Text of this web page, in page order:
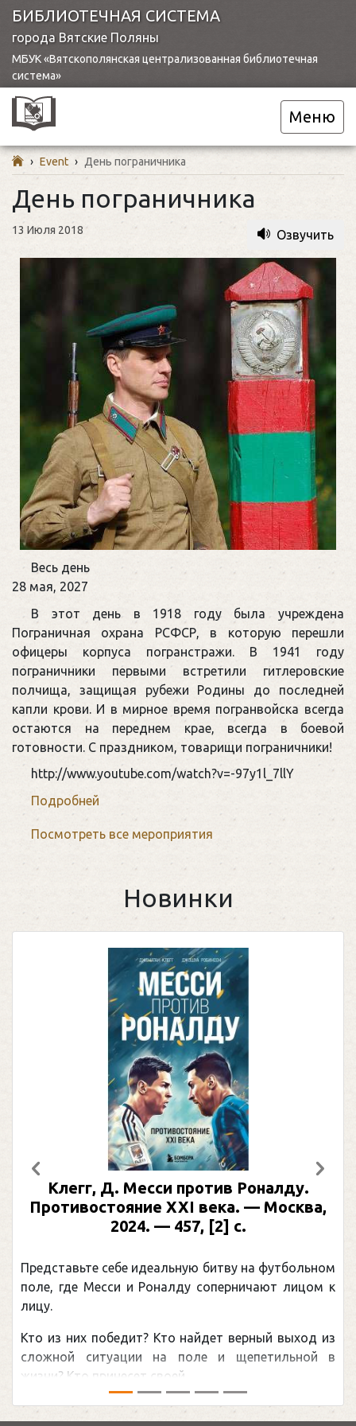
БИБЛИОТЕЧНАЯ СИСТЕМА
города Вятские Поляны
МБУК «Вятскополянская централизованная библиотечная
система»
Меню
› Event › День пограничника
День пограничника
13 Июля 2018 Озвучить
День
пограничника
Весь день
28 мая, 2027
В этот день в 1918 году была учреждена
Пограничная охрана РСФСР, в которую перешли
офицеры корпуса погранстражи. В 1941 году
пограничники первыми встретили гитлеровские
полчища, защищая рубежи Родины до последней
капли крови. И в мирное время погранвойска всегда
остаются на переднем крае, всегда в боевой
готовности. С праздником, товарищи пограничники!
http://www.youtube.com/watch?v=-97y1l_7llY
Подробней
Посмотреть все мероприятия
Новинки
Клегг, Д. Месси против Роналду.
Противостояние XXI века. — Москва,
2024. — 457, [2] с.
Представьте себе идеальную битву на футбольном
поле, где Месси и Роналду соперничают лицом к
лицу.
Кто из них победит? Кто найдет верный выход из
сложной ситуации на поле и щепетильной в
жизни? Кто принесет своей ...
Предыдущий